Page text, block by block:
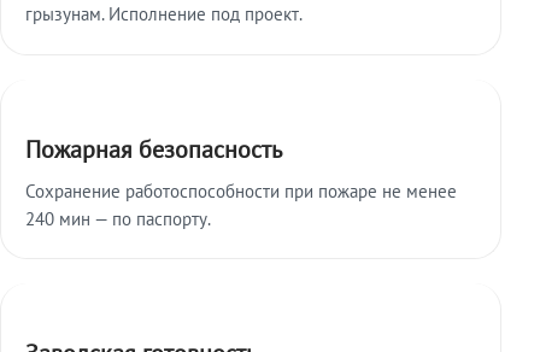
грызунам. Исполнение под проект.
Пожарная безопасность
Сохранение работоспособности при пожаре не менее
240 мин — по паспорту.